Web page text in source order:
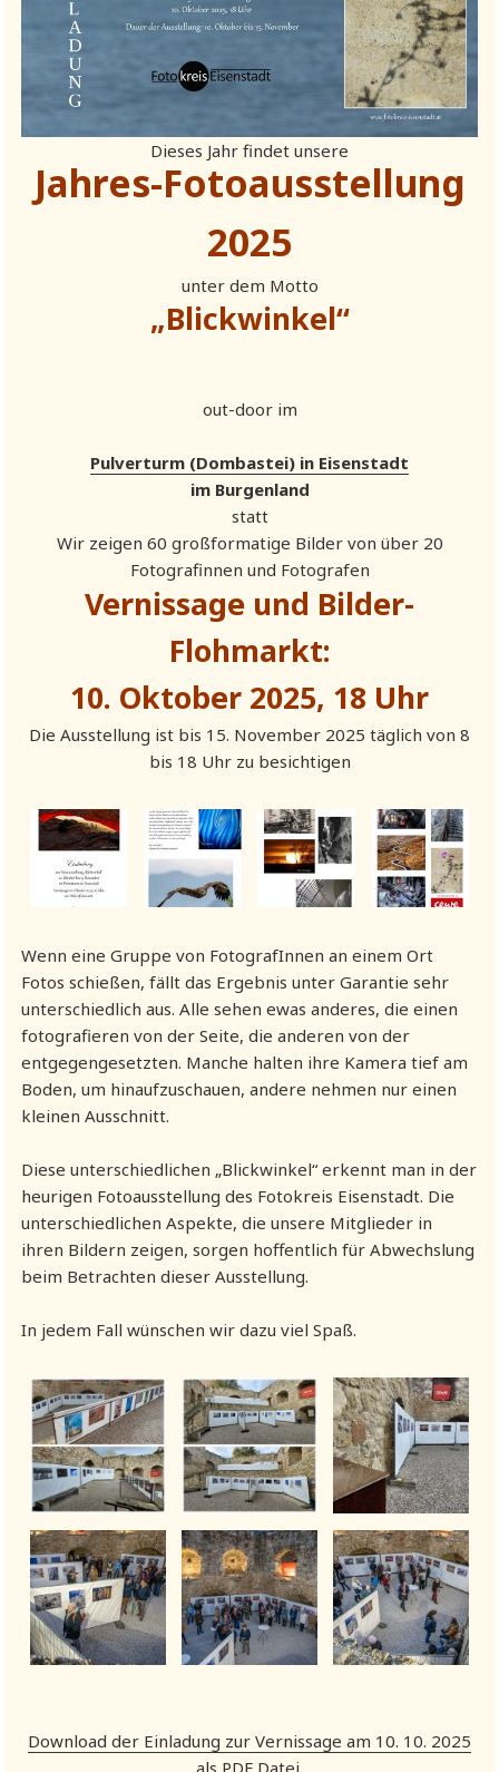
Dieses Jahr findet unsere
Jahres-Fotoausstellung
2025
unter dem Motto
„Blickwinkel“
out-door im
Pulverturm (Dombastei) in Eisenstadt
im Burgenland
statt
Wir zeigen 60 großformatige Bilder von über 20
Fotografinnen und Fotografen
Vernissage und Bilder-
Flohmarkt:
10. Oktober 2025, 18 Uhr
Die Ausstellung ist bis 15. November 2025 täglich von 8
bis 18 Uhr zu besichtigen
Wenn eine Gruppe von FotografInnen an einem Ort
Fotos schießen, fällt das Ergebnis unter Garantie sehr
unterschiedlich aus. Alle sehen ewas anderes, die einen
fotografieren von der Seite, die anderen von der
entgegengesetzten. Manche halten ihre Kamera tief am
Boden, um hinaufzuschauen, andere nehmen nur einen
kleinen Ausschnitt.
Diese unterschiedlichen „Blickwinkel“ erkennt man in der
heurigen Fotoausstellung des Fotokreis Eisenstadt. Die
unterschiedlichen Aspekte, die unsere Mitglieder in
ihren Bildern zeigen, sorgen hoffentlich für Abwechslung
beim Betrachten dieser Ausstellung.
In jedem Fall wünschen wir dazu viel Spaß.
Download der Einladung zur Vernissage am 10. 10. 2025
als PDF Datei.